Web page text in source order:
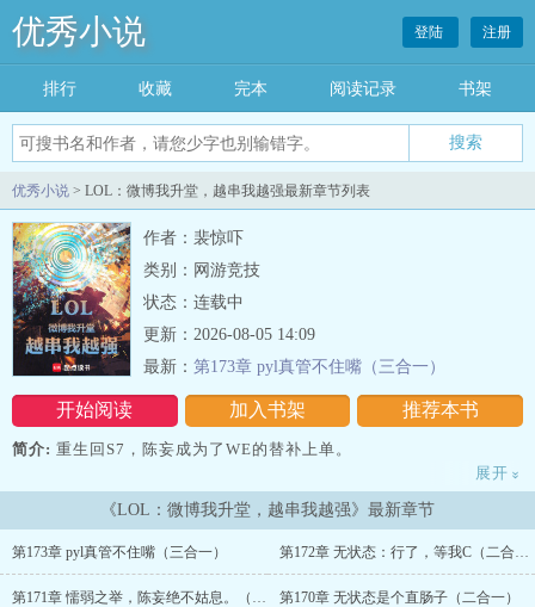
优秀小说 登陆 注册
排行 收藏 完本 阅读记录 书架
优秀小说 > LOL：微博我升堂，越串我越强最新章节列表
作者：裴惊吓
类别：网游竞技
状态：连载中
开始阅读 加入书架 推荐本书
更新：2026-08-05 14:09
最新： 第173章 pyl真管不住嘴（三合一）
简介: 重生回S7，陈妄成为了WE的替补上单。
“总有一天，我会打上首发，然后成为世界第一上单。”陈妄在直播间
里说出了这样一句话，被粉丝嘲笑是不自量力。
化为词条，成为他的力量，认可的人越多，力量越强。
展开 »
《LOL：微博我升堂，越串我越强》最新章节
第173章 pyl真管不住嘴（三合一） 第172章 无状态：行了，等我C（二合一）
第171章 懦弱之举，陈妄绝不姑息。（二合一）） 第170章 无状态是个直肠子（二合一）